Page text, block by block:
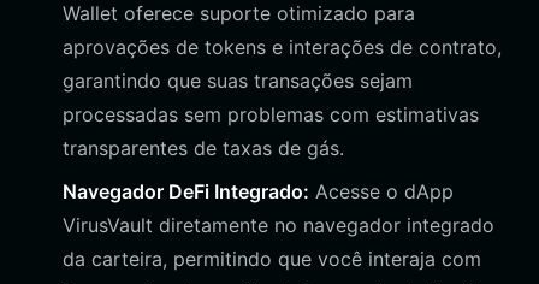
Wallet oferece suporte otimizado para
aprovações de tokens e interações de contrato,
garantindo que suas transações sejam
processadas sem problemas com estimativas
transparentes de taxas de gás.
Navegador DeFi Integrado: Acesse o dApp
VirusVault diretamente no navegador integrado
da carteira, permitindo que você interaja com